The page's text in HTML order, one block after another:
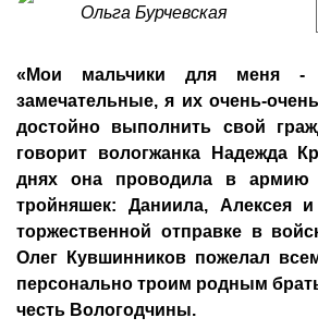
Ольга Бурчевская
«Мои мальчики для меня -
замечательные, я их очень-
достойно выполнить свой
говорит вологжанка Надежда
днях она проводила в армию
тройняшек: Даниила, Алексея
торжественной отправке в
Олег Кувшинников пожелал
персонально троим родным
честь Вологодчины.